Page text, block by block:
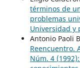
términos de
problemas
Universidad y
Antonio Paoli
Reencuentro.
Núm. 4